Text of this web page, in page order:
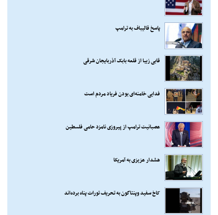
پاسخ قالیباف به ترامپ
قابی زیبا از قلعه بابک آذربایجان شرقی
فدایی خامنه‌ای بودن فریاد مردم است
عصبانیت ترامپ از پیروزی نامزد حامی فلسطین
هشدار عزیزی به آمریکا
کاخ سفید وپنتاگون به تحریف تورات پناه برده‌اند